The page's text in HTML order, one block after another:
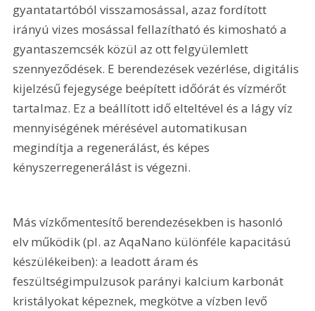
gyantatartóból visszamosással, azaz fordított
irányú vizes mosással fellazítható és kimosható a
gyantaszemcsék közül az ott felgyülemlett
szennyeződések. E berendezések vezérlése, digitális
kijelzésű fejegysége beépített időórát és vízmérőt
tartalmaz. Ez a beállított idő elteltével és a lágy víz
mennyiségének mérésével automatikusan
megindítja a regenerálást, és képes
kényszerregenerálást is végezni.
Más vízkőmentesítő berendezésekben is hasonló
elv működik (pl. az AqaNano különféle kapacitású
készülékeiben): a leadott áram és
feszültségimpulzusok parányi kalcium karbonát
kristályokat képeznek, megkötve a vízben levő